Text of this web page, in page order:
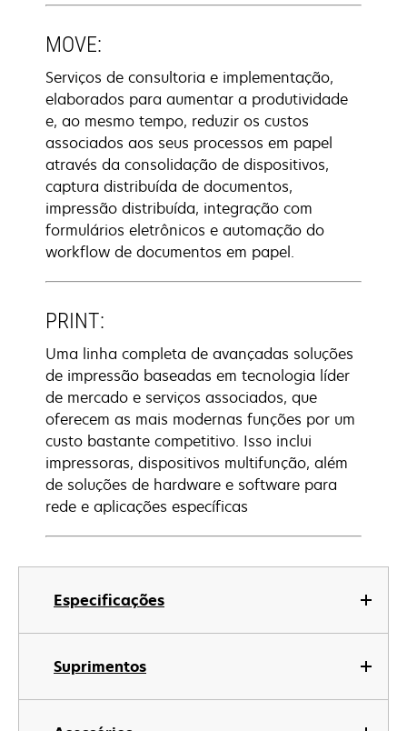
Especificações
Suprimentos
MOVE:
Serviços de consultoria e implementação,
elaborados para aumentar a produtividade
e, ao mesmo tempo, reduzir os custos
associados aos seus processos em papel
através da consolidação de dispositivos,
captura distribuída de documentos,
impressão distribuída, integração com
formulários eletrônicos e automação do
workflow de documentos em papel.
PRINT:
Uma linha completa de avançadas soluções
de impressão baseadas em tecnologia líder
de mercado e serviços associados, que
oferecem as mais modernas funções por um
custo bastante competitivo. Isso inclui
impressoras, dispositivos multifunção, além
de soluções de hardware e software para
rede e aplicações específicas